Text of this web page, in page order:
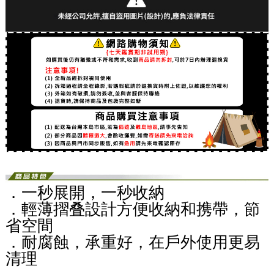
．一秒展開，一秒收納
．輕薄摺叠設計方便收納和携帶，節
省空間
．耐腐蝕，承重好，在戶外使用更易
清理